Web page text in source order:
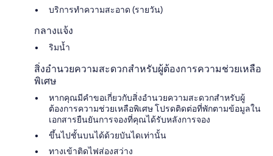
บริการทำความสะอาด (รายวัน)
กลางแจ้ง
ริมน้ำ
สิ่งอำนวยความสะดวกสำหรับผู้ต้องการความช่วยเหลือ
พิเศษ
หากคุณมีคำขอเกี่ยวกับสิ่งอำนวยความสะดวกสำหรับผู้
ต้องการความช่วยเหลือพิเศษ โปรดติดต่อที่พักตามข้อมูลใน
เอกสารยืนยันการจองที่คุณได้รับหลังการจอง
ขึ้นไปชั้นบนได้ด้วยบันไดเท่านั้น
ทางเข้าติดไฟส่องสว่าง